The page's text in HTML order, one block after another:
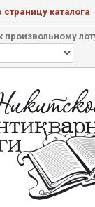
каталога